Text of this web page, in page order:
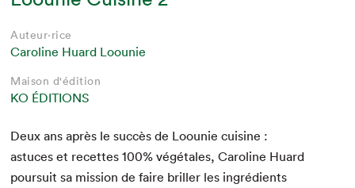
Auteur·rice
Caroline Huard Loounie
Maison d'édition
KO ÉDITIONS
Deux ans après le suc­cès de Loounie cui­sine :
astuces et recettes100% végé­tales, Car­o­line Huard
pour­suit sa mis­sion de faire briller les ingré­di­ents